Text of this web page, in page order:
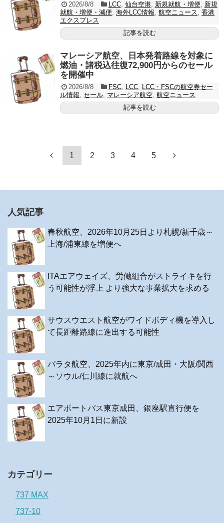
2026/8/8 LCC, 仙台空港, 新規就航・増便, 新規
就航・増便・減便, 海外LCC情報, 航空ニュース, 香港
エクスプレス
記事を読む
マレーシア航空、日本発着路線を対象に
燃油・諸税込往復72,900円からのセール
を開催中
2026/8/8 FSC, LCC, LCC・FSCの航空券セー
ル情報, セール, マレーシア航空, 航空ニュース
記事を読む
1 2 3 4 5
人気記事
春秋航空、2026年10月25日より札幌/新千歳～
上海/浦東線を増便へ
ITAエアウェイズ、労働組合がストライキを行
う可能性が浮上 より強大な事業拡大を求める
サウスウエスト航空がワイドボディ機を導入し
て長距離路線に進出する可能性
パラタ航空、2025年内に東京/成田・大阪/関西
～ソウル/仁川線に就航へ
エアポートバス東京成田、銀座駅直行便を
2025年10月1日に新設
カテゴリー
737 MAX
737-10